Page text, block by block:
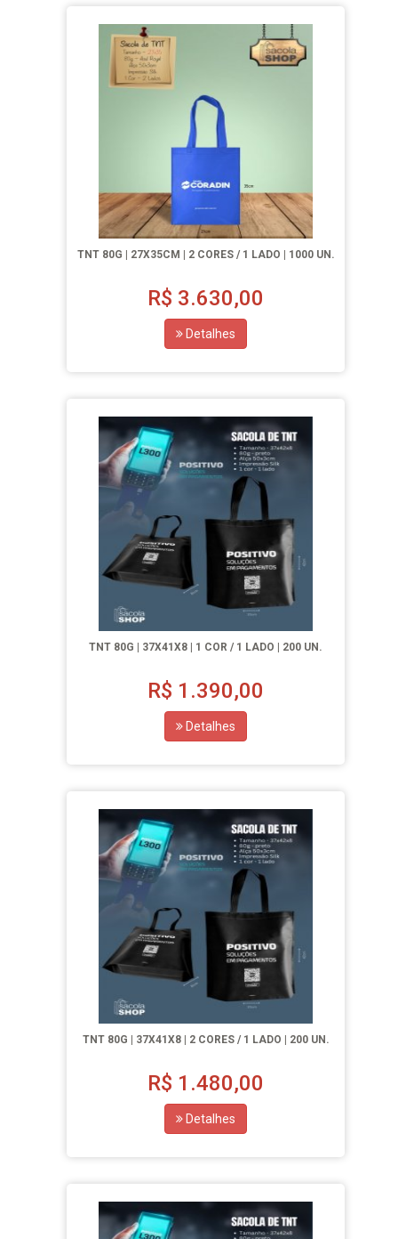
TNT 80G | 27X35CM | 2 CORES / 1 LADO | 1000 UN.
R$ 3.630,00
Detalhes
TNT 80G | 37X41X8 | 1 COR / 1 LADO | 200 UN.
R$ 1.390,00
Detalhes
TNT 80G | 37X41X8 | 2 CORES / 1 LADO | 200 UN.
R$ 1.480,00
Detalhes